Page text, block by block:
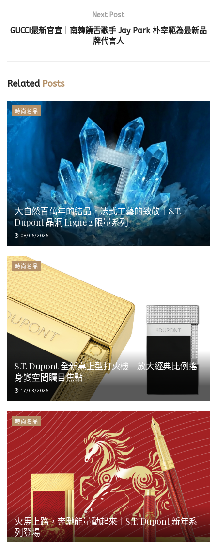
Next Post
GUCCI最新官宣｜ 南韓饒舌歌手 Jay Park 朴宰範為最新品
牌代言人
RelatedPosts
時尚名品
大自然百萬年的結晶，法式工藝的致敬｜S.T.
Dupont 晶洞 Ligne 2 限量系列
08/06/2026
時尚名品
S.T. Dupont 全新桌上型打火機 放大經典比例搖
身變空間矚目焦點
17/03/2026
時尚名品
火馬上路，奔馳能量動起來｜S.T. Dupont 新年系
列登場